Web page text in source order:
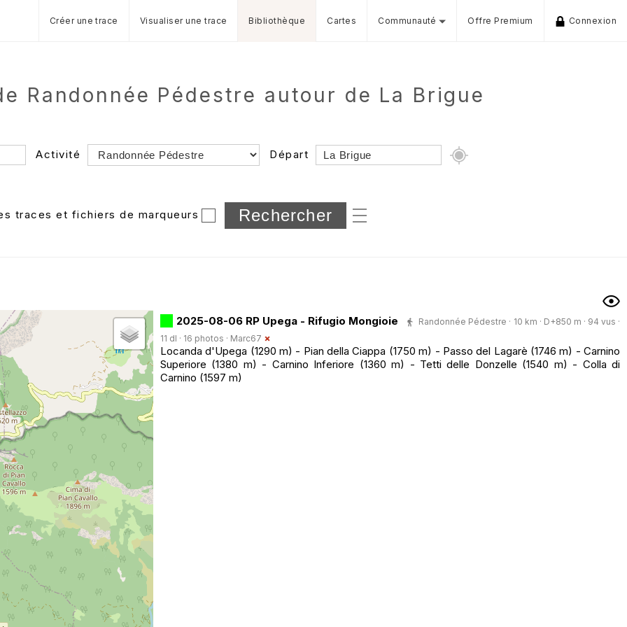
Créer une trace Visualiser une trace Bibliothèque Cartes Communauté Offre Premium Connexion
Randonnée Pédestre autour de La Brigue
Activité Départ
Dossier
et sous-dossiers
traces et fichiers de marqueurs
2025-08-06 RP Upega - Rifugio Mongioie
Randonnée Pédestre · 10 km · D+850 m · 94 vus ·
11 dl · 16 photos · Marc67
Locanda d'Upega (1290 m) - Pian della Ciappa (1750 m) - Passo del Lagarè (1746 m) - Carnino
Superiore (1380 m) - Carnino Inferiore (1360 m) - Tetti delle Donzelle (1540 m) - Colla di
Carnino (1597 m)